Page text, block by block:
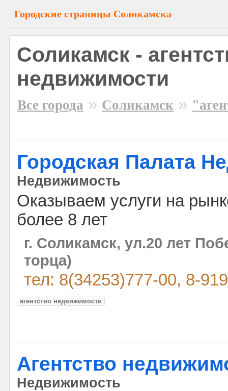
Городские страницы Соликамска
Соликамск -
недвижимости
Все города » Соликамск »
Городская Палата
Недвижимость
Оказываем услуги на
более 8 лет
г. Соликамск, ул.20 лет
торца)
тел: 8(34253)777-00, 8-
агентство недвижимости
Агентство
Недвижимость